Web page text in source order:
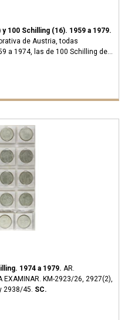
100 Schilling (16). 1959 a 1979.
de Austria, todas
a 1974, las de 100 Schilling de
1974 a 1979. AR.
KM-2923/26, 2927(2),
2938/45. SC.